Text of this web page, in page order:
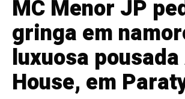
MC Menor JP
gringa em
luxuosa
House, em